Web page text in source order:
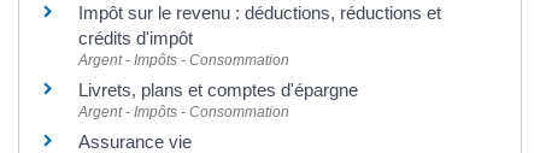
Impôt sur le revenu : déductions, réductions et
crédits d'impôt
Argent - Impôts - Consommation
Livrets, plans et comptes d'épargne
Argent - Impôts - Consommation
Assurance vie